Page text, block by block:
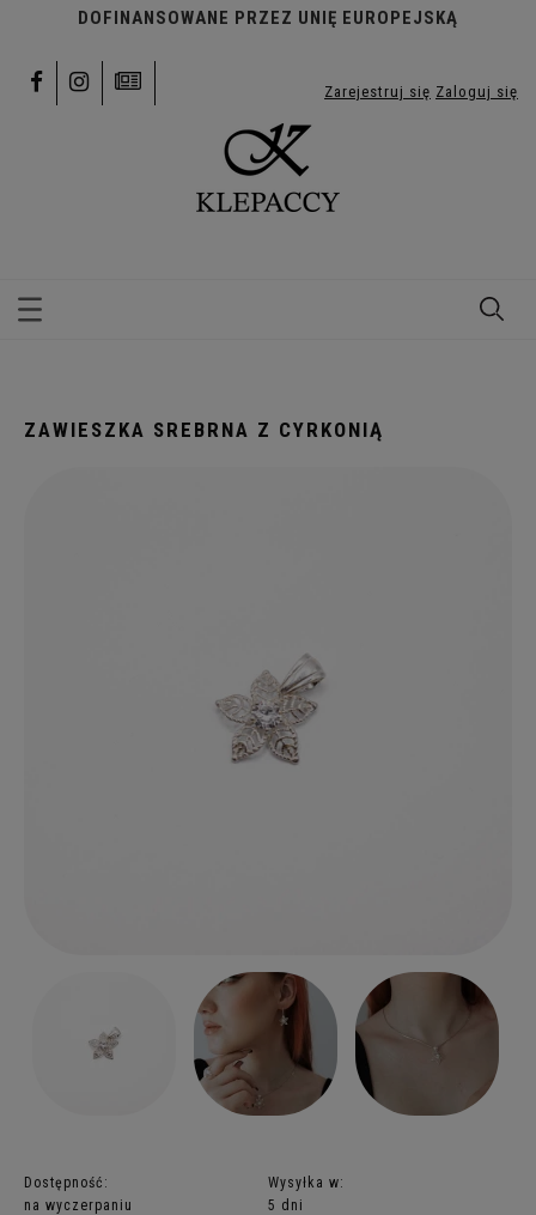
Zarejestruj się Zaloguj się
ZAWIESZKA SREBRNA Z CYRKONIĄ
Dostępność:
na wyczerpaniu
Wysyłka w:
5 dni
DOFINANSOWANE PRZEZ UNIĘ EUROPEJSKĄ